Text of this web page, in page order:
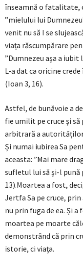
înseamnă o fatalitate,
”mielului lui
venit nu să I se
viața răscumpărare
”Dumnezeu așa a iubit
L-a dat ca oricine crede
(Ioan 3, 16).
Astfel, de bunăvoie a
fie umilit pe cruce și să
arbitrară a
Și numai iubirea Sa
aceasta: ”Mai mare
sufletul lui să și-l pună
13).Moartea a fost,
Jertfa Sa pe cruce,
nu prin fuga de ea. Și
moartea pe moarte
demonstrând că prin
istorie, ci viața.